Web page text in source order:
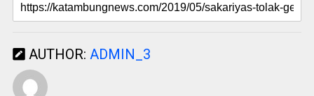
AUTHOR: ADMIN_3